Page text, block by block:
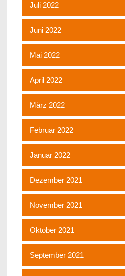
Juli 2022
Juni 2022
Mai 2022
April 2022
März 2022
Februar 2022
Januar 2022
Dezember 2021
November 2021
Oktober 2021
September 2021